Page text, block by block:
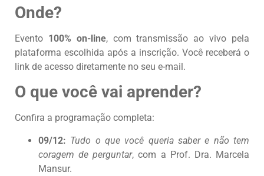
Onde?
Evento 100% on-line, com transmissão ao vivo pela
plataforma escolhida após a inscrição. Você receberá o
link de acesso diretamente no seu e-mail.
O que você vai aprender?
Confira a programação completa:
09/12: Tudo o que você queria saber e não tem
coragem de perguntar, com a Prof. Dra. Marcela
Mansur.